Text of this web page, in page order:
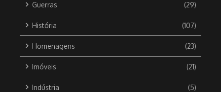
Guerras (29)
História (107)
Homenagens (23)
Imóveis (21)
Indústria (5)